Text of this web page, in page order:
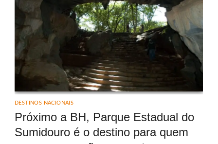
DESTINOS NACIONAIS
Próximo a BH, Parque Estadual do
Sumidouro é o destino para quem